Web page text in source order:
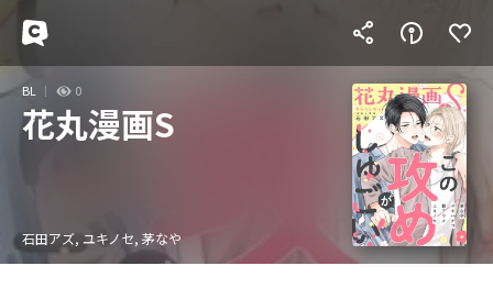
BL 0
花丸漫画S
石田アズ, ユキノセ, 茅なや